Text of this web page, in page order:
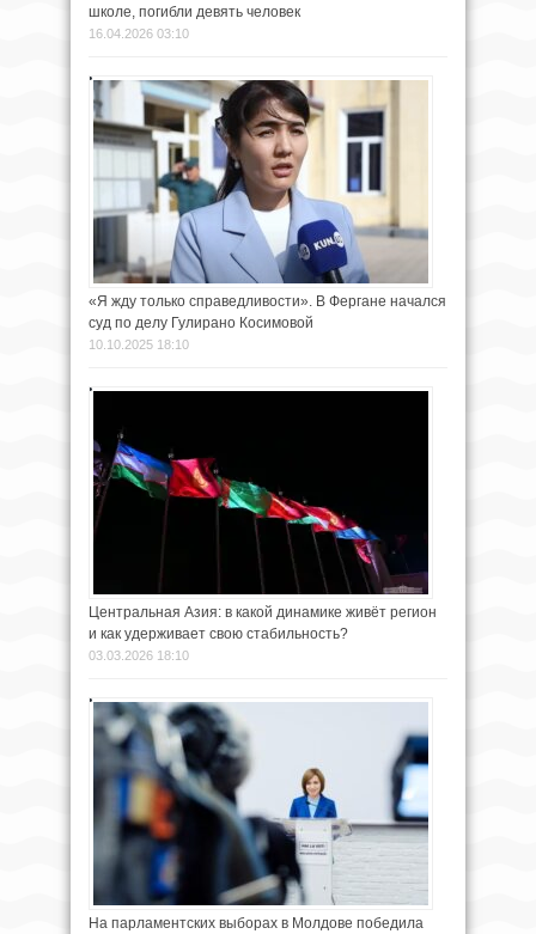
школе, погибли девять человек
16.04.2026 03:10
«Я жду только справедливости». В Фергане начался
суд по делу Гулирано Косимовой
10.10.2025 18:10
Центральная Азия: в какой динамике живёт регион
и как удерживает свою стабильность?
03.03.2026 18:10
На парламентских выборах в Молдове победила